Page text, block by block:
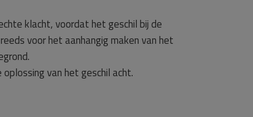
klacht, voordat het geschil bij de
voor het aanhangig maken van het
van het geschil acht.